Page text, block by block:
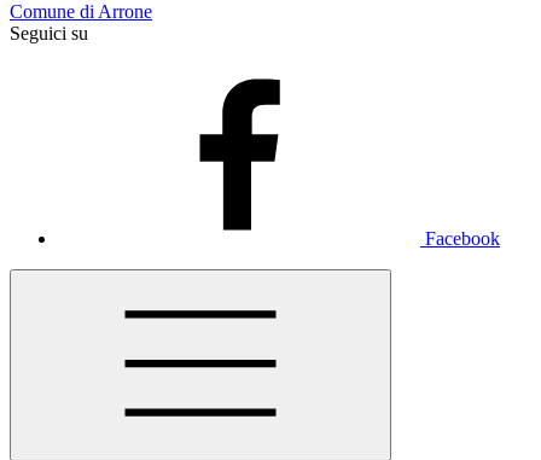
Comune di Arrone
Seguici su
Facebook